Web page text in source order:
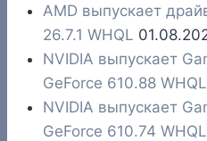
AMD выпускает
26.7.1 WHQL
NVIDIA выпускает
GeForce 610.88 WHQL
NVIDIA выпускает
GeForce 610.74 WHQL